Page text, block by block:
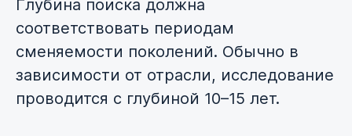
Глубина поиска должна
соответствовать периодам
сменяемости поколений. Обычно в
зависимости от отрасли, исследование
проводится с глубиной 10–15 лет.